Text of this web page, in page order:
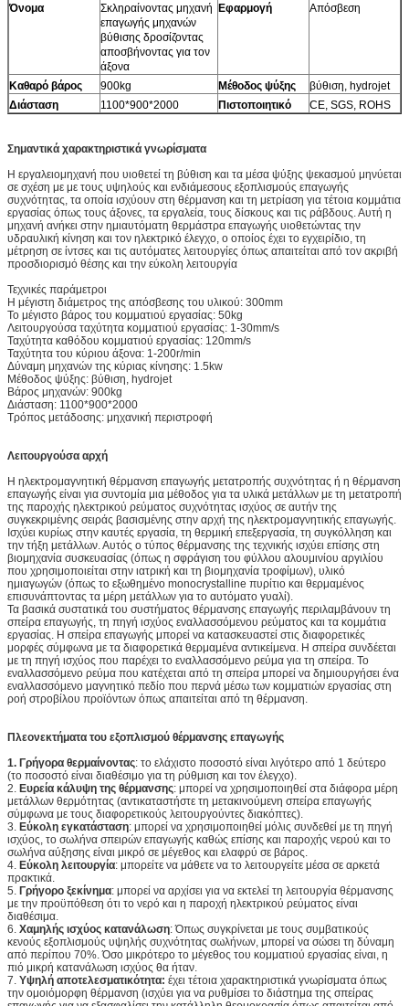
Όνομα
Σκληραίνοντας μηχανή
επαγωγής μηχανών
βύθισης δροσίζοντας
αποσβήνοντας για τον
άξονα
Εφαρμογή Απόσβεση
Καθαρό βάρος 900kg Μέθοδος ψύξης
βύθιση, hydrojet
Διάσταση
1100*900*2000 Πιστοποιητικό CE, SGS, ROHS
Σημαντικά χαρακτηριστικά γνωρίσματα
Η εργαλειομηχανή που υιοθετεί τη βύθιση και τα μέσα ψύξης ψεκασμού μηνύεται
σε σχέση με με τους υψηλούς και ενδιάμεσους εξοπλισμούς επαγωγής
συχνότητας, τα οποία ισχύουν στη θέρμανση και τη μετρίαση για τέτοια κομμάτια
εργασίας όπως τους άξονες, τα εργαλεία, τους δίσκους και τις ράβδους. Αυτή η
μηχανή ανήκει στην ημιαυτόματη θερμάστρα επαγωγής υιοθετώντας την
υδραυλική κίνηση και τον ηλεκτρικό έλεγχο, ο οποίος έχει το εγχειρίδιο, τη
μέτρηση σε ίντσες και τις αυτόματες λειτουργίες όπως απαιτείται από τον ακριβή
προσδιορισμό θέσης και την εύκολη λειτουργία
Τεχνικές παράμετροι
Η μέγιστη διάμετρος της απόσβεσης του υλικού: 300mm
Το μέγιστο βάρος του κομματιού εργασίας: 50kg
Λειτουργούσα ταχύτητα κομματιού εργασίας: 1-30mm/s
Ταχύτητα καθόδου κομματιού εργασίας: 120mm/s
Ταχύτητα του κύριου άξονα: 1-200r/min
Δύναμη μηχανών της κύριας κίνησης: 1.5kw
Μέθοδος ψύξης: βύθιση, hydrojet
Βάρος μηχανών: 900kg
Διάσταση: 1100*900*2000
Τρόπος μετάδοσης: μηχανική περιστροφή
Λειτουργούσα αρχή
Η ηλεκτρομαγνητική θέρμανση επαγωγής μετατροπής συχνότητας ή η θέρμανση
επαγωγής είναι για συντομία μια μέθοδος για τα υλικά μετάλλων με τη μετατροπή
της παροχής ηλεκτρικού ρεύματος συχνότητας ισχύος σε αυτήν της
συγκεκριμένης σειράς βασισμένης στην αρχή της ηλεκτρομαγνητικής επαγωγής.
Ισχύει κυρίως στην καυτές εργασία, τη θερμική επεξεργασία, τη συγκόλληση και
την τήξη μετάλλων. Αυτός ο τύπος θέρμανσης της τεχνικής ισχύει επίσης στη
βιομηχανία συσκευασίας (όπως η σφράγιση του φύλλου αλουμινίου αργιλίου
που χρησιμοποιείται στην ιατρική και τη βιομηχανία τροφίμων), υλικό
ημιαγωγών (όπως το εξωθημένο monocrystalline πυρίτιο και θερμαμένος
επισυνάπτοντας τα μέρη μετάλλων για το αυτόματο γυαλί).
Τα βασικά συστατικά του συστήματος θέρμανσης επαγωγής περιλαμβάνουν τη
σπείρα επαγωγής, τη πηγή ισχύος εναλλασσόμενου ρεύματος και τα κομμάτια
εργασίας. Η σπείρα επαγωγής μπορεί να κατασκευαστεί στις διαφορετικές
μορφές σύμφωνα με τα διαφορετικά θερμαμένα αντικείμενα. Η σπείρα συνδέεται
με τη πηγή ισχύος που παρέχει το εναλλασσόμενο ρεύμα για τη σπείρα. Το
εναλλασσόμενο ρεύμα που κατέχεται από τη σπείρα μπορεί να δημιουργήσει ένα
εναλλασσόμενο μαγνητικό πεδίο που περνά μέσω των κομματιών εργασίας στη
ροή στροβίλου προϊόντων όπως απαιτείται από τη θέρμανση.
Πλεονεκτήματα του εξοπλισμού θέρμανσης επαγωγής
1. Γρήγορα θερμαίνοντας: το ελάχιστο ποσοστό είναι λιγότερο από 1 δεύτερο
(το ποσοστό είναι διαθέσιμο για τη ρύθμιση και τον έλεγχο).
2. Ευρεία κάλυψη της θέρμανσης: μπορεί να χρησιμοποιηθεί στα διάφορα μέρη
μετάλλων θερμότητας (αντικαταστήστε τη μετακινούμενη σπείρα επαγωγής
σύμφωνα με τους διαφορετικούς λειτουργούντες διακόπτες).
3. Εύκολη εγκατάσταση: μπορεί να χρησιμοποιηθεί μόλις συνδεθεί με τη πηγή
ισχύος, το σωλήνα σπειρών επαγωγής καθώς επίσης και παροχής νερού και το
σωλήνα αύξησης είναι μικρό σε μέγεθος και ελαφρύ σε βάρος.
4. Εύκολη λειτουργία: μπορείτε να μάθετε να το λειτουργείτε μέσα σε αρκετά
πρακτικά.
5. Γρήγορο ξεκίνημα: μπορεί να αρχίσει για να εκτελεί τη λειτουργία θέρμανσης
με την προϋπόθεση ότι το νερό και η παροχή ηλεκτρικού ρεύματος είναι
διαθέσιμα.
6. Χαμηλής ισχύος κατανάλωση: Όπως συγκρίνεται με τους συμβατικούς
κενούς εξοπλισμούς υψηλής συχνότητας σωλήνων, μπορεί να σώσει τη δύναμη
από περίπου 70%. Όσο μικρότερο το μέγεθος του κομματιού εργασίας είναι, η
πιό μικρή κατανάλωση ισχύος θα ήταν.
7. Υψηλή αποτελεσματικότητα: έχει τέτοια χαρακτηριστικά γνωρίσματα όπως
την ομοιόμορφη θέρμανση (ισχύει για να ρυθμίσει το διάστημα της σπείρας